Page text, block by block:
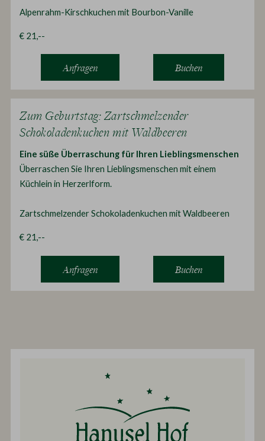
Alpenrahm-Kirschkuchen mit Bourbon-Vanille
€ 21,--
Anfragen Buchen
Zum Geburtstag: Zartschmelzender
Schokoladenkuchen mit Waldbeeren
Eine süße Überraschung für Ihren Lieblingsmenschen
Überraschen Sie Ihren Lieblingsmenschen mit einem
Küchlein in Herzerlform.
Zartschmelzender Schokoladenkuchen mit Waldbeeren
€ 21,--
Anfragen Buchen